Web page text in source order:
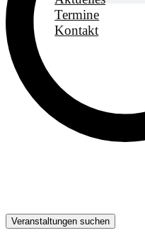
Termine
Kontakt
Veranstaltungen suchen